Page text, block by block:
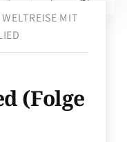
WELTREISE MIT
(Folge